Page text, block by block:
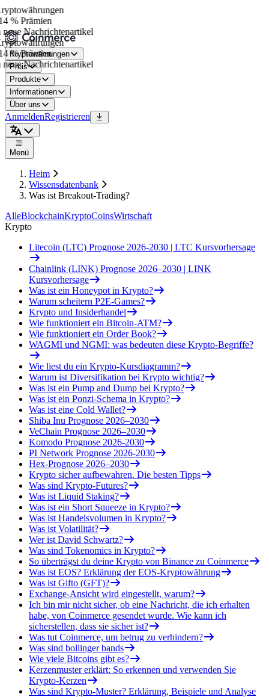
% Prämien
Nachrichtenartikel
% Prämien
Nachrichtenartikel
Kryptowährungen
Preis
Produkte
Informationen
Über uns
AnmeldenRegistrieren
Menü
Heim
Wissensdatenbank
Was ist Breakout-Trading?
AlleBlockchainKryptoCoinsWirtschaft
Krypto
Litecoin (LTC) Prognose 2026-2030 | LTC Kursvorhersage
Chainlink (LINK) Prognose 2026–2030 | LINK
Kursvorhersage
Was ist ein Honeypot in Krypto?
Warum scheitern P2E-Games?
Krypto und Insiderhandel
Wie funktioniert ein Bitcoin-ATM?
Wie funktioniert ein Order Book?
WAGMI und NGMI: was bedeuten diese Krypto-Begriffe?
Wie liest du ein Krypto-Kursdiagramm?
Warum ist Diversifikation bei Krypto wichtig?
Was ist ein Pump and Dump bei Krypto?
Was ist ein Ponzi-Schema in Krypto?
Was ist eine Cold Wallet?
Shiba Inu Prognose 2026–2030
VeChain Prognose 2026–2030
Komodo Prognose 2026-2030
PI Network Prognose 2026-2030
Hex-Prognose 2026–2030
Krypto sicher aufbewahren. Die besten Tipps
Was sind Krypto-Futures?
Was ist Liquid Staking?
Was ist ein Short Squeeze in Krypto?
Was ist Handelsvolumen in Krypto?
Was ist Volatilität?
Wer ist David Schwartz?
Was sind Tokenomics in Krypto?
So überträgst du deine Krypto von Binance zu Coinmerce
Was ist EOS? Erklärung der EOS-Kryptowährung
Was ist Gifto (GFT)?
Exchange-Ansicht wird eingestellt, warum?
Ich bin mir nicht sicher, ob eine Nachricht, die ich erhalten
habe, von Coinmerce gesendet wurde. Wie kann ich
sicherstellen, dass sie sicher ist?
Was tut Coinmerce, um betrug zu verhindern?
Was sind bollinger bands
Wie viele Bitcoins gibt es?
Kerzenmuster erklärt: So erkennen und verwenden Sie
Krypto-Kerzen
Was sind Krypto-Muster? Erklärung, Beispiele und Analyse